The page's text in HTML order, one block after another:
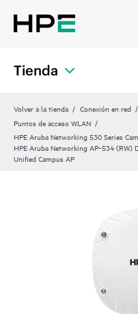
Tienda
Volver a la tienda Conexión en red
Puntos de acceso WLAN
HPE Aruba Networking 530 Series
HPE Aruba Networking AP‑534 (RW)
Unified Campus AP